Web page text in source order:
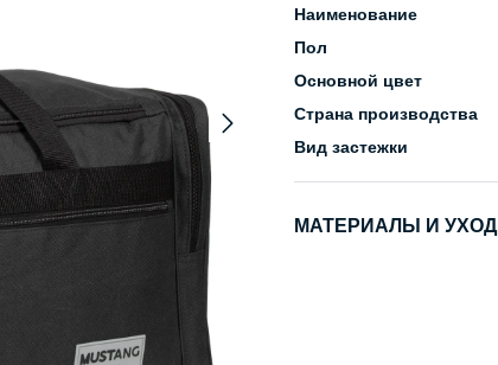
Наименование
Пол
Основной цвет
Страна производства
Вид застежки
МАТЕРИАЛЫ И УХОД